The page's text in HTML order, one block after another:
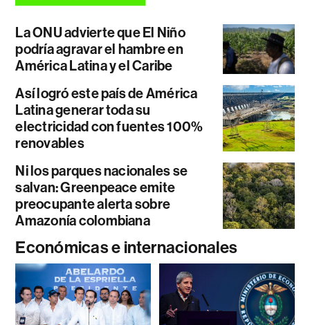
La ONU advierte que El Niño
podría agravar el hambre en
América Latina y el Caribe
Así logró este país de América
Latina generar toda su
electricidad con fuentes 100%
renovables
Ni los parques nacionales se
salvan: Greenpeace emite
preocupante alerta sobre
Amazonía colombiana
Económicas e internacionales